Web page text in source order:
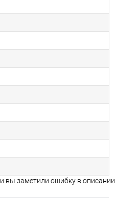
вы заметили ошибку в описании,